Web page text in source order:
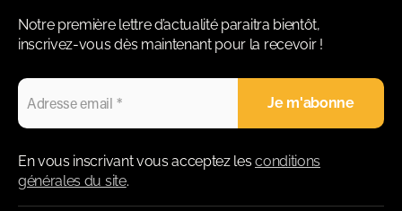
Notre première lettre d’actualité paraitra bientôt,
inscrivez-vous dès maintenant pour la recevoir !
En vous inscrivant vous acceptez lesconditions
générales du site.